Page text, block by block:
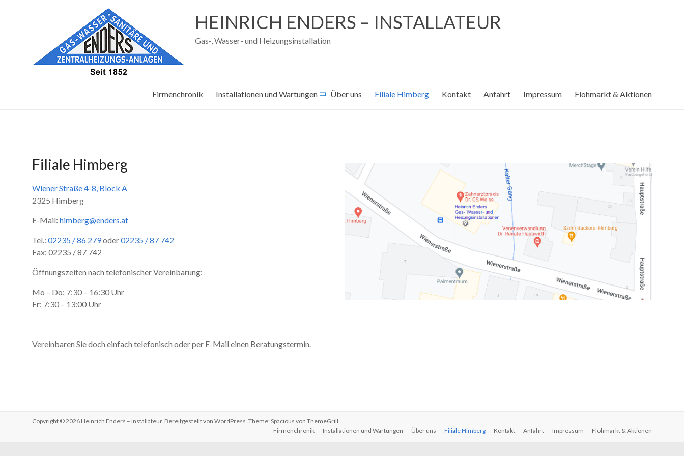
HEINRICH ENDERS – INSTALLATEUR
Gas-, Wasser- und Heizungsinstallation
Firmenchronik Installationen und Wartungen Über uns Filiale Himberg Kontakt Anfahrt Impressum Flohmarkt & Aktionen
Filiale Himberg
Wiener Straße 4-8, Block A
2325 Himberg
E-Mail: himberg@enders.at
Tel.: 02235 / 86 279oder02235 / 87 742
Fax: 02235 / 87 742
Öffnungszeiten nach telefonischer Vereinbarung:
Mo – Do: 7:30 – 16:30 Uhr
Fr: 7:30 – 13:00 Uhr
Vereinbaren Sie doch einfach telefonisch oder per E-Mail einen Beratungstermin.
Copyright © 2026 Heinrich Enders – Installateur. Bereitgestellt von WordPress. Theme: Spacious von ThemeGrill.
Firmenchronik
Installationen und Wartungen Über uns Filiale Himberg Kontakt Anfahrt Impressum Flohmarkt & Aktionen